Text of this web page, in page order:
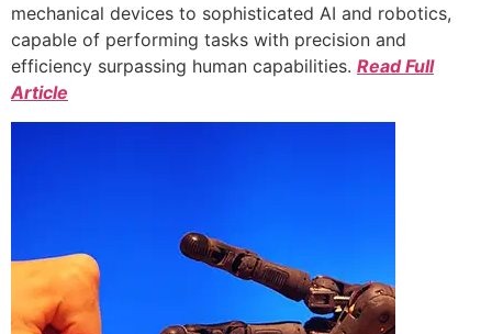
mechanical devices to sophisticated AI and robotics,
capable of performing tasks with precision and
efficiency surpassing human capabilities. Read Full
Article